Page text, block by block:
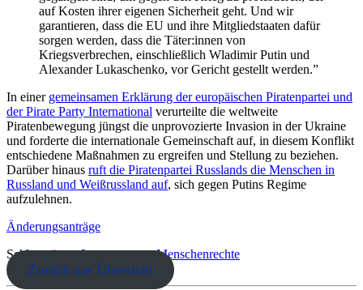
auf Kosten ihrer eigenen Sicherheit geht. Und wir
garantieren, dass die EU und ihre Mitgliedstaaten dafür
sorgen werden, dass die Täter:innen von
Kriegsverbrechen, einschließlich Wladimir Putin und
Alexander Lukaschenko, vor Gericht gestellt werden.”
In einer gemeinsamen Erklärung der europäischen Piratenpartei und
der Pirate Party International verurteilte die weltweite
Piratenbewegung jüngst die unprovozierte Invasion in der Ukraine
und forderte die internationale Gemeinschaft auf, in diesem Konflikt
entschiedene Maßnahmen zu ergreifen und Stellung zu beziehen.
Darüber hinaus ruft die Piratenpartei Russlands die Menschen in
Russland und Weißrussland auf, sich gegen Putins Regime
aufzulehnen.
Änderungsanträge
Schlagwörter: Internetzensur Menschenrechte
Zurück zur Übersicht